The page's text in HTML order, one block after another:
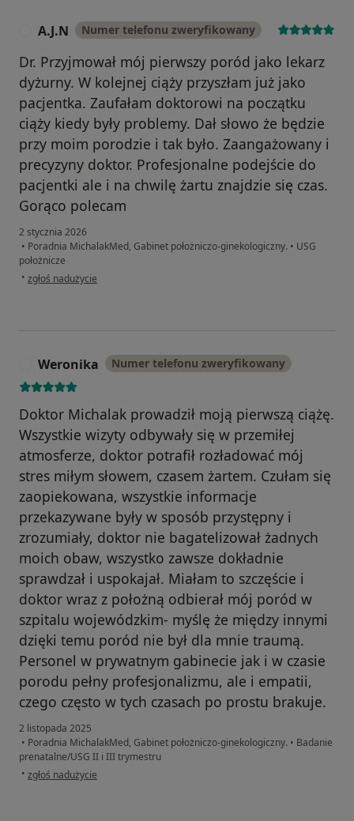
A.J.N Numer telefonu zweryfikowany
Dr. Przyjmował mój pierwszy poród jako lekarz
dyżurny. W kolejnej ciąży przyszłam już jako
pacjentka. Zaufałam doktorowi na początku
ciąży kiedy były problemy. Dał słowo że będzie
przy moim porodzie i tak było. Zaangażowany i
precyzyny doktor. Profesjonalne podejście do
pacjentki ale i na chwilę żartu znajdzie się czas.
Gorąco polecam
2 stycznia 2026
• Poradnia MichalakMed, Gabinet położniczo-ginekologiczny. • USG
położnicze
• w opinii użytkownika A.J.N
zgłoś nadużycie
Weronika Numer telefonu zweryfikowany
Doktor Michalak prowadził moją pierwszą ciążę.
Wszystkie wizyty odbywały się w przemiłej
atmosferze, doktor potrafił rozładować mój
stres miłym słowem, czasem żartem. Czułam się
zaopiekowana, wszystkie informacje
przekazywane były w sposób przystępny i
zrozumiały, doktor nie bagatelizował żadnych
moich obaw, wszystko zawsze dokładnie
sprawdzał i uspokajał. Miałam to szczęście i
doktor wraz z położną odbierał mój poród w
szpitalu wojewódzkim- myślę że między innymi
dzięki temu poród nie był dla mnie traumą.
Personel w prywatnym gabinecie jak i w czasie
porodu pełny profesjonalizmu, ale i empatii,
czego często w tych czasach po prostu brakuje.
2 listopada 2025
• Poradnia MichalakMed, Gabinet położniczo-ginekologiczny. • Badanie
prenatalne/USG II i III trymestru
• w opinii użytkownika Weronika
zgłoś nadużycie